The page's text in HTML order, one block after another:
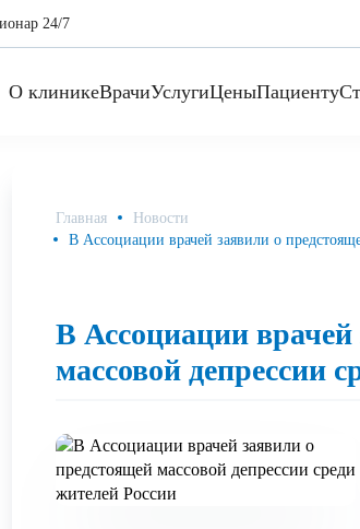
24/7
О клиникеВрачиУслугиЦеныПациенту
Главная
Новости
В Ассоциации врачей заявили о
В Ассоциации
массовой депрессии